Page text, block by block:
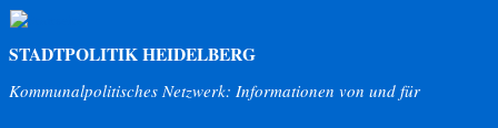
Direkt zum Inhalt
STADTPOLITIK HEIDELBERG
Kommunalpolitisches Netzwerk: Informationen von und für